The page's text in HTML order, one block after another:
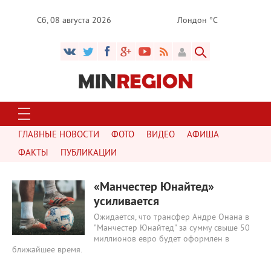
Сб, 08 августа 2026 Лондон °C
ГЛАВНЫЕ НОВОСТИ ФОТО ВИДЕО
АФИША
ФАКТЫ
ПУБЛИКАЦИИ
«Манчестер Юнайтед»
усиливается
Ожидается, что трансфер Андре Онана в
"Манчестер Юнайтед" за сумму свыше 50
миллионов евро будет оформлен в
ближайшее время.